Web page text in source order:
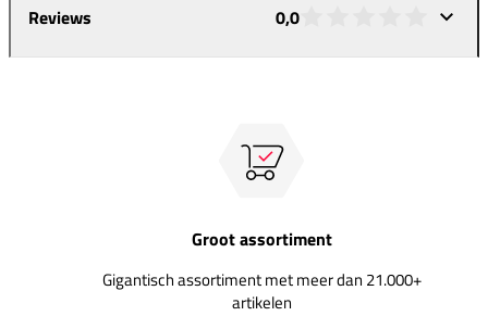
Reviews 0,0
Groot assortiment
Gigantisch assortiment met meer dan 21.000+
artikelen